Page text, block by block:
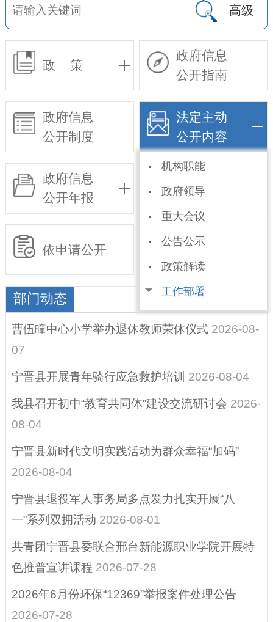
高级
政 策
政府信息
公开指南
政府信息
公开制度
法定主动
公开内容
机构职能
政府领导
重大会议
公告公示
政策解读
工作部署
部门动态
规划信息
统计信息
行政执法公示
专栏
惠民惠农财政补贴
政府信息
公开年报
公开事项目录
依申请公开
部门动态
曹伍疃中心小学举办退休教师荣休仪式 2026-08-
07
宁晋县开展青年骑行应急救护培训 2026-08-04
我县召开初中“教育共同体”建设交流研讨会 2026-
08-04
宁晋县新时代文明实践活动为群众幸福“加码”
2026-08-04
宁晋县退役军人事务局多点发力扎实开展“八
一”系列双拥活动 2026-08-01
共青团宁晋县委联合邢台新能源职业学院开展特
色推普宣讲课程 2026-07-28
2026年6月份环保“12369”举报案件处理公告
2026-07-28